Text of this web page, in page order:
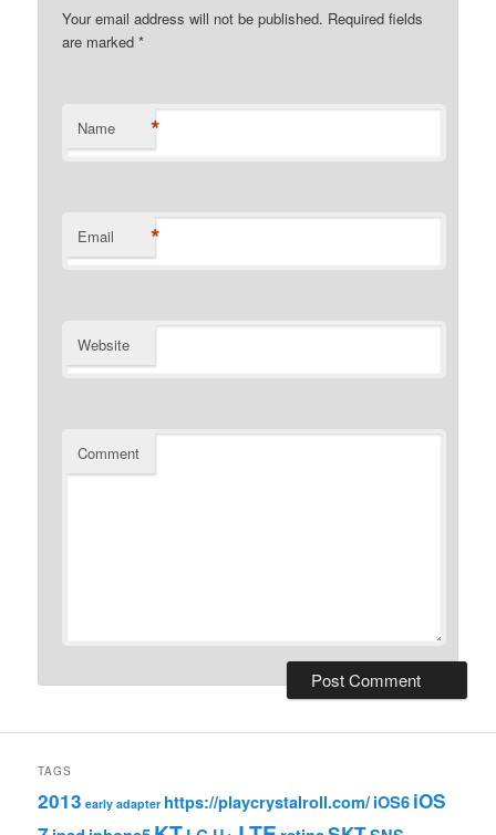
Your email address will not be published. Required fields
are marked*
Name *
Email *
Website
Comment
TAGS
2013 early adapter https://playcrystalroll.com/ iOS6 iOS